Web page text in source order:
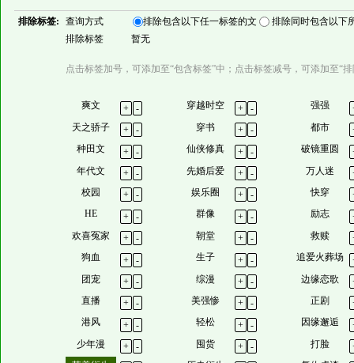
排除标签: 查询方式 排除包含以下任一标签的文
排除同时包含以下
排除标签
暂无
点击标签加号，可添加至“包含标签”中；点击标签减号，可添加至“
爽文 + - 穿越时空 + - 强强
天之骄子
+ - 穿书 + - 都市
种田文
+ - 仙侠修真 + - 破镜重圆
年代文
+ - 先婚后爱 + - 万人迷
校园
+ - 娱乐圈 + - 快穿
HE
+ - 群像 + - 励志
欢喜冤家
+ - 朝堂 + - 救赎
狗血
+ - 生子 + - 追爱火葬场
团宠
+ - 综漫 + - 边缘恋歌
直播
+ - 美强惨 + - 正剧
港风
+ - 轻松 + - 因缘邂逅
少年漫
+ - 囤货 + - 打脸